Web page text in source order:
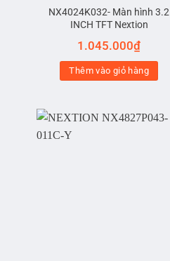
NX4024K032- Màn hình 3.2
INCH TFT Nextion
1.045.000₫
Thêm vào giỏ hàng